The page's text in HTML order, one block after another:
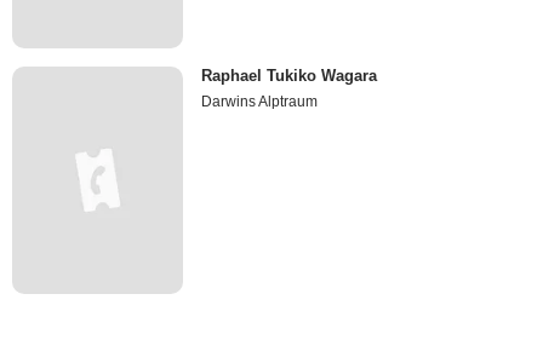
Raphael Tukiko Wagara
Darwins Alptraum